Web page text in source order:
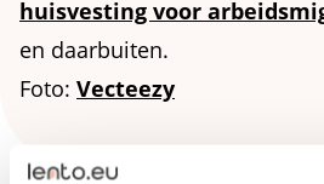
huisvesting voor
en daarbuiten.
Foto: Vecteezy